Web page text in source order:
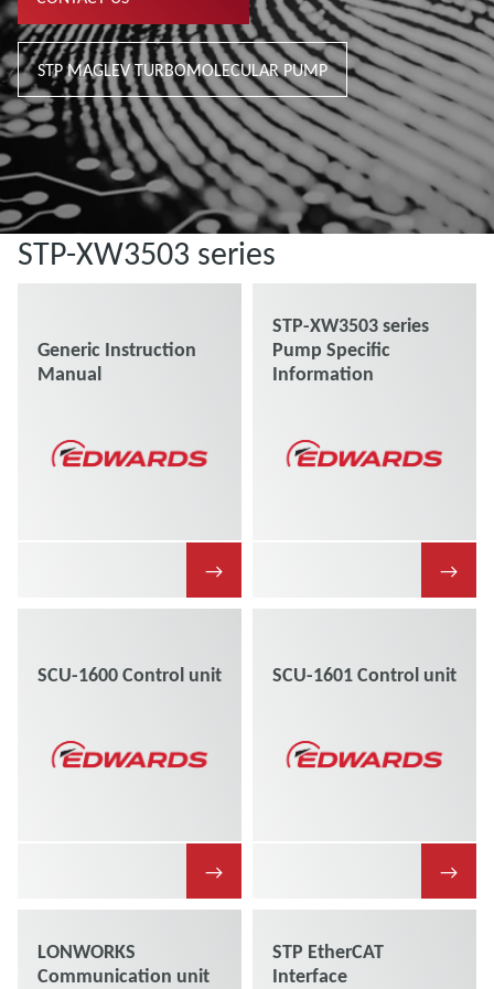
STP MAGLEV TURBOMOLECULAR PUMP
STP-XW3503 series
Generic Instruction
Manual
→
STP-XW3503 series
Pump Specific
Information
→
SCU-1600 Control unit
→
SCU-1601 Control unit
→
LONWORKS
Communication unit
STP EtherCAT
Interface